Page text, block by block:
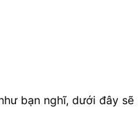
bạn nghĩ, dưới đây sẽ